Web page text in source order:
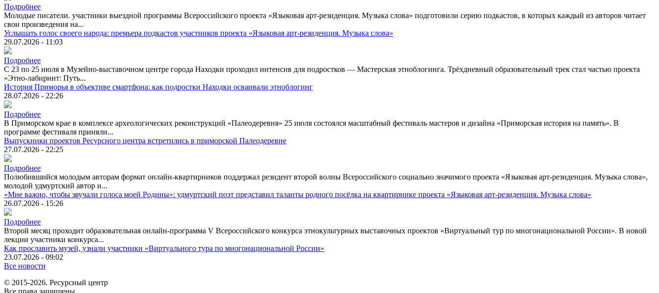
Подробнее
Молодые писатели. участники выездной программы Всероссийского проекта «Языковая арт-резиденция. Музыка слова» подготовили серию подкастов, в которых каждый из авторов читает
свои произведения на...
Услышать голос своего народа: премьера подкастов участников проекта «Языковая арт-резиденция. Музыка слова»
29.07.2026 - 11:03
Подробнее
С 23 по 25 июля в Музейно-выставочном центре города Находки проходил интенсив для подростков — Мастерская этноблогинга. Трёхдневный образовательный трек стал частью проекта
«Этно-лабиринт: Путь...
История Приморья в объективе смартфона: как подростки Находки осваивали этноблогинг
28.07.2026 - 22:26
Подробнее
В Приморском крае в комплексе археологических реконструкций «Палеодеревня» 25 июля состоялся масштабный фестиваль мастеров и дизайна «Приморская история на память». В
программе фестиваля приняли...
Выпускники проектов Ресурсного центра встретились в приморской Палеодеревне
27.07.2026 - 22:25
Подробнее
Полюбившийся молодым авторам формат онлайн-квартирников поддержал резидент второй волны Всероссийского социально значимого проекта «Языковая арт-резиденция. Музыка слова»,
молодой удмуртский автор и...
«Мне важно, чтобы звучали голоса моей Родины»: удмуртский поэт представил таланты родного посёлка на квартирнике проекта «Языковая арт-резиденция. Музыка слова»
26.07.2026 - 15:26
Подробнее
Второй месяц проходит образовательная онлайн-программа V Всероссийского конкурса этнокультурных выставочных проектов «Виртуальный тур по многонациональной России». В новой
лекции участники конкурса...
Как прославить музей, узнали участники «Виртуального тура по многонациональной России»
23.07.2026 - 09:02
Все новости
© 2015-2026. Ресурсный центр